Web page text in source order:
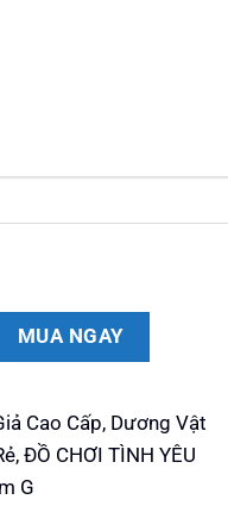
MUA NGAY
Cao Cấp, Dương Vật
, ĐỒ CHƠI TÌNH YÊU
G